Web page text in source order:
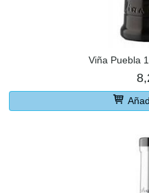
Viña Puebla